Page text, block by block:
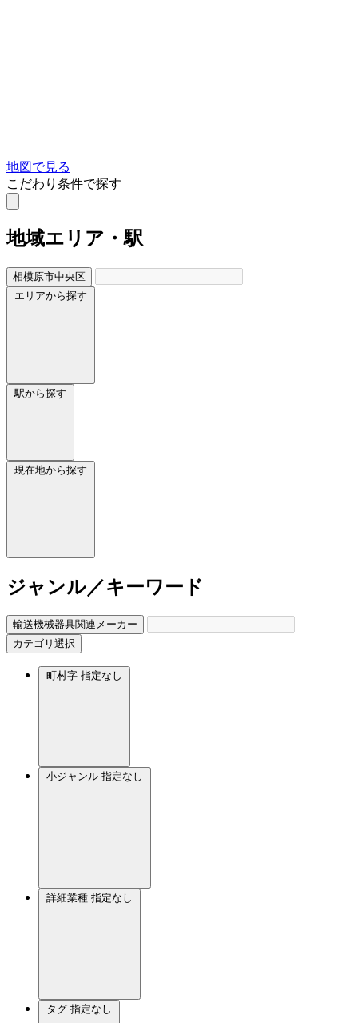
地図で見る
こだわり条件で探す
地域エリア・駅
相模原市中央区
エリアから探す
駅から探す
現在地から探す
ジャンル／キーワード
輸送機械器具関連メーカー
カテゴリ選択
町村字 指定なし
小ジャンル 指定なし
詳細業種 指定なし
タグ 指定なし